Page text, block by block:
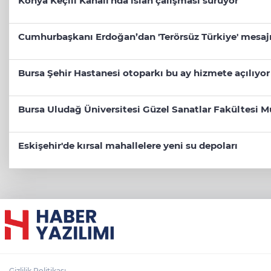
Cumhurbaşkanı Erdoğan’dan 'Terörsüz Türkiye' mesajı
Bursa Şehir Hastanesi otoparkı bu ay hizmete açılıyor
Bursa Uludağ Üniversitesi Güzel Sanatlar Fakültesi
Eskişehir'de kırsal mahallelere yeni su depoları